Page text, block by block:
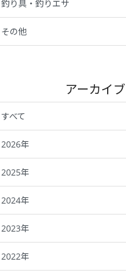
釣り具・釣りエサ
その他
アーカイブ
すべて
2026年
2025年
2024年
2023年
2022年